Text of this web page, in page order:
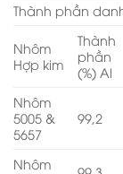
Thành phần
Nhôm
Hợp kim
Thành
phần
(%) Al
Nhôm
5005 &
5657
99,2
Nhôm